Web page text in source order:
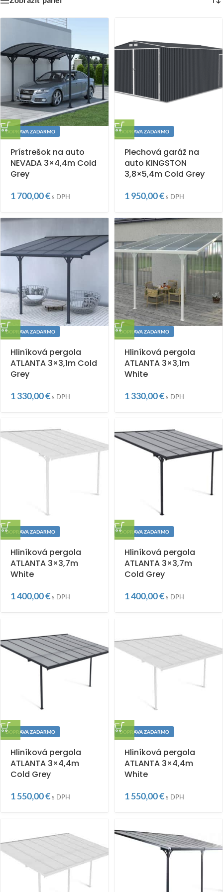
DOPRAVA ZADARMO
Prístrešok na auto
NEVADA 3×4,4m Cold
Grey
1 700,00€s DPH
DOPRAVA ZADARMO
Plechová garáž na
auto KINGSTON
3,8×5,4m Cold Grey
1 950,00€s DPH
DOPRAVA ZADARMO
Hliníková pergola
ATLANTA 3×3,1m Cold
Grey
1 330,00€s DPH
DOPRAVA ZADARMO
Hliníková pergola
ATLANTA 3×3,1m
White
1 330,00€s DPH
DOPRAVA ZADARMO
Hliníková pergola
ATLANTA 3×3,7m
White
1 400,00€s DPH
DOPRAVA ZADARMO
Hliníková pergola
ATLANTA 3×3,7m
Cold Grey
1 400,00€s DPH
DOPRAVA ZADARMO
Hliníková pergola
ATLANTA 3×4,4m
Cold Grey
1 550,00€s DPH
DOPRAVA ZADARMO
Hliníková pergola
ATLANTA 3×4,4m
White
1 550,00€s DPH